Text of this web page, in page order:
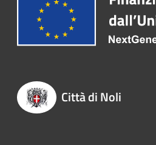
Città di Noli